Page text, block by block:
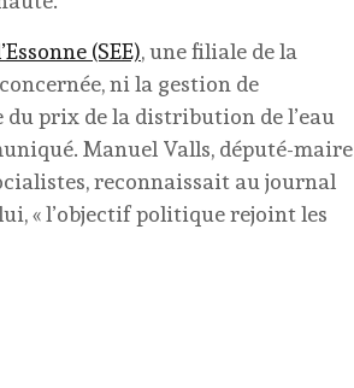
(SEE), une filiale de la
ni la gestion de
prix de la distribution de l’eau
Manuel Valls, député-maire
reconnaissait au journal
« l’objectif politique rejoint les